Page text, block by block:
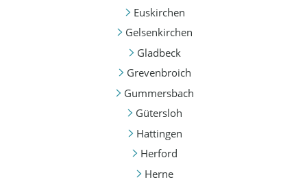
Euskirchen
Gelsenkirchen
Gladbeck
Grevenbroich
Gummersbach
Gütersloh
Hattingen
Herford
Herne